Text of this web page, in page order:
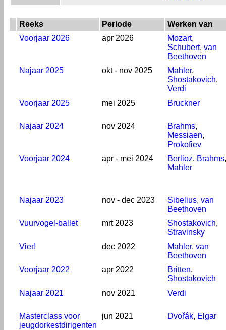
Reeks Periode
Werken van
Voorjaar 2026
apr 2026 Mozart,
Schubert, van
Beethoven
Najaar 2025
okt - nov 2025 Mahler,
Shostakovich,
Verdi
Voorjaar 2025
mei 2025 Bruckner
Najaar 2024 nov 2024 Brahms,
Messiaen,
Prokofiev
Voorjaar 2024
apr - mei 2024 Berlioz, Brahms,
Mahler
Najaar 2023 nov - dec 2023 Sibelius, van
Beethoven
Vuurvogel-ballet
mrt 2023 Shostakovich,
Stravinsky
Vier!
dec 2022 Mahler, van
Beethoven
Voorjaar 2022
apr 2022 Britten,
Shostakovich
Najaar 2021
nov 2021 Verdi
Masterclass voor
jeugdorkestdirigenten
jun 2021 Dvořák, Elgar